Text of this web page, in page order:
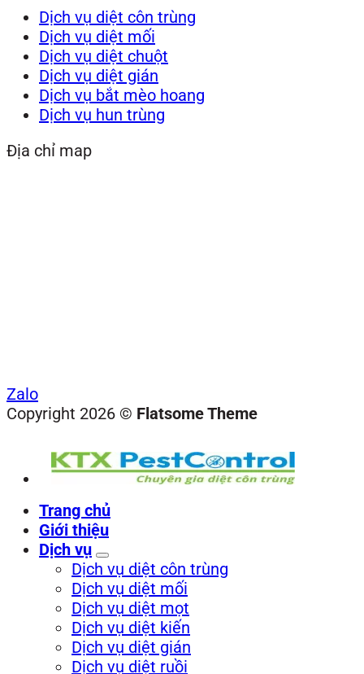
Dịch vụ diệt côn trùng
Dịch vụ diệt mối
Dịch vụ diệt chuột
Dịch vụ diệt gián
Dịch vụ bắt mèo hoang
Dịch vụ hun trùng
Địa chỉ map
Zalo
Copyright 2026 © Flatsome Theme
Trang chủ
Giới thiệu
Dịch vụ
Dịch vụ diệt côn trùng
Dịch vụ diệt mối
Dịch vụ diệt mọt
Dịch vụ diệt kiến
Dịch vụ diệt gián
Dịch vụ diệt ruồi